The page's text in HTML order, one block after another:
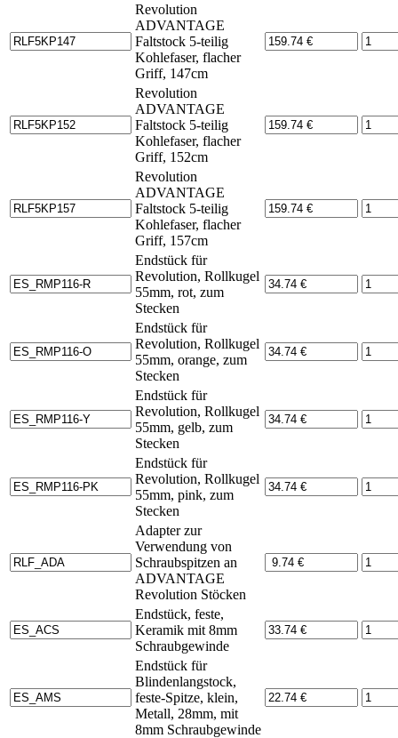
Revolution
ADVANTAGE
Faltstock 5-teilig
Kohlefaser, flacher
Griff, 147cm
Revolution
ADVANTAGE
Faltstock 5-teilig
Kohlefaser, flacher
Griff, 152cm
Revolution
ADVANTAGE
Faltstock 5-teilig
Kohlefaser, flacher
Griff, 157cm
Endstück für
Revolution, Rollkugel
55mm, rot, zum
Stecken
Endstück für
Revolution, Rollkugel
55mm, orange, zum
Stecken
Endstück für
Revolution, Rollkugel
55mm, gelb, zum
Stecken
Endstück für
Revolution, Rollkugel
55mm, pink, zum
Stecken
Adapter zur
Verwendung von
Schraubspitzen an
ADVANTAGE
Revolution Stöcken
Endstück, feste,
Keramik mit 8mm
Schraubgewinde
Endstück für
Blindenlangstock,
feste-Spitze, klein,
Metall, 28mm, mit
8mm Schraubgewinde